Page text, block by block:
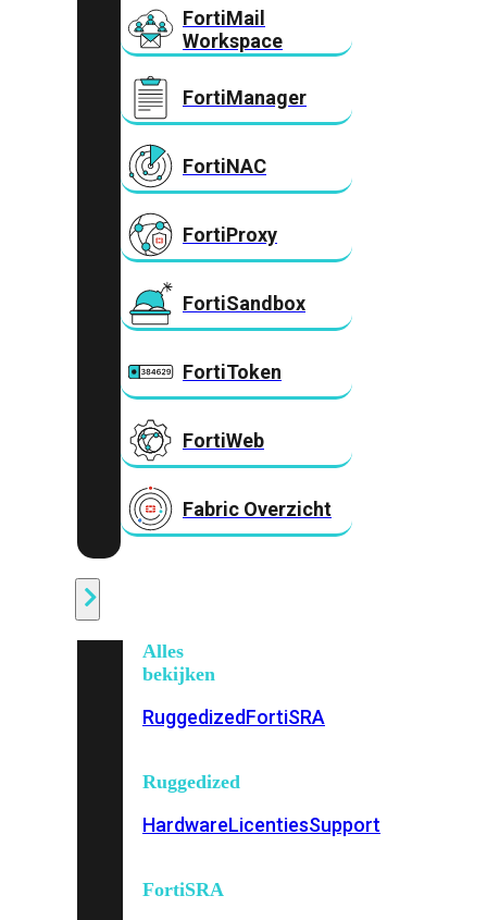
FortiMail
Workspace
FortiManager
FortiNAC
FortiProxy
FortiSandbox
FortiToken
FortiWeb
Fabric Overzicht
Alles
bekijken
RuggedizedFortiSRA
Ruggedized
HardwareLicentiesSupport
FortiSRA